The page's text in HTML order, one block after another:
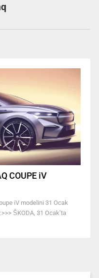
COUPE iV
iV modelini 31 Ocak
ŠKODA, 31 Ocak’ta